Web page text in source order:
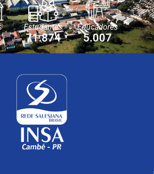
Estudantes
71.874
Educadores
5.007